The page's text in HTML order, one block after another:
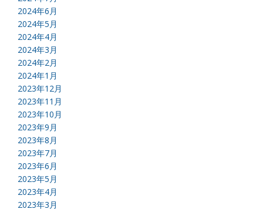
2024年6月
2024年5月
2024年4月
2024年3月
2024年2月
2024年1月
2023年12月
2023年11月
2023年10月
2023年9月
2023年8月
2023年7月
2023年6月
2023年5月
2023年4月
2023年3月